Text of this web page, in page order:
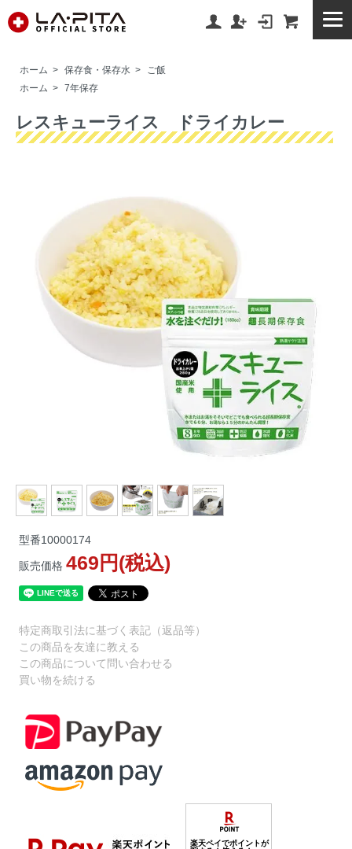
ホーム > 保存食・保存水 >
ご飯
ホーム > 7年保存
レスキューライス ドライカレー
型番10000174
販売価格469円(税込)
特定商取引法に基づく表記（返品等）
この商品を友達に教える
この商品について問い合わせる
買い物を続ける